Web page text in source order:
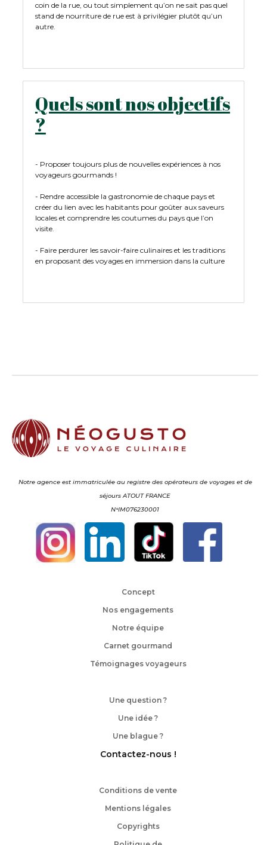
coin de la rue, ou tout simplement qu’on ne sait pas quel
stand de nourriture de rue est à privilégier plutôt qu’un
autre.
Quels sont nos objectifs
?
- Proposer toujours plus de nouvelles expériences à nos
voyageurs gourmands !
- Rendre accessible la gastronomie de chaque pays et
créer du lien avec les habitants pour goûter aux saveurs
locales et comprendre les coutumes du pays que l’on
visite.
- Faire perdurer les savoir-faire culinaires et les traditions
en proposant des voyages en immersion dans la culture
Notre agence est immatriculée au registre des opérateurs de voyages et de
séjours ATOUT FRANCE
N°IM076230001
Concept
Nos engagements
Notre équipe
Carnet gourmand
Témoignages voyageurs
Une question ?
Une idée ?
Une blague ?
Contactez-nous !
Conditions de vente
Mentions légales
Copyrights